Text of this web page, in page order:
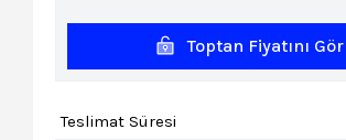
Toptan Fiyatını Gör
Teslimat Süresi